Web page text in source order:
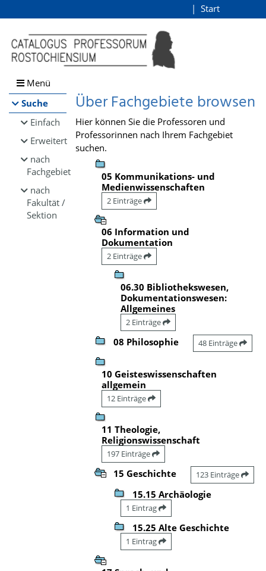
Browsen
direkt zum Inhalt
Start
Menü
Suche
Einfach
Erweitert
nach
Fachgebiet
nach
Fakultät /
Sektion
Über Fachgebiete browsen
Hier können Sie die Professoren und
Professorinnen nach Ihrem Fachgebiet
suchen.
05 Kommunikations- und
Medienwissenschaften
2 Einträge
06 Information und
Dokumentation
2 Einträge
06.30 Bibliothekswesen,
Dokumentationswesen:
Allgemeines
2 Einträge
08 Philosophie 48 Einträge
10 Geisteswissenschaften
allgemein
12 Einträge
11 Theologie,
Religionswissenschaft
197 Einträge
15 Geschichte 123 Einträge
15.15 Archäologie
1 Eintrag
15.25 Alte Geschichte
1 Eintrag